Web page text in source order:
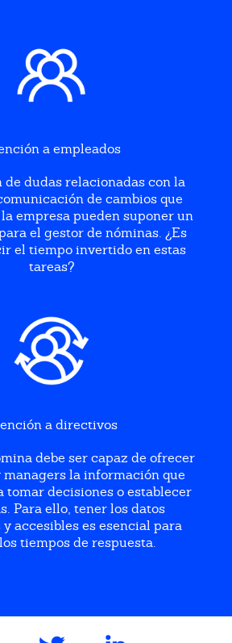
a empleados
de dudas relacionadas con la
de cambios que
empresa pueden suponer un
el gestor de nóminas. ¿Es
el tiempo invertido en estas
tareas?
a directivos
debe ser capaz de ofrecer
la información que
tomar decisiones o establecer
Para ello, tener los datos
accesibles es esencial para
tiempos de respuesta.